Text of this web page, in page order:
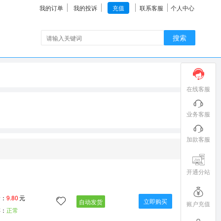
我的订单 我的投诉 充值 联系客服 个人中心
搜索
9.80元
正常
自动发货 立即购买
在线客服
业务客服
加款客服
开通分站
账户充值